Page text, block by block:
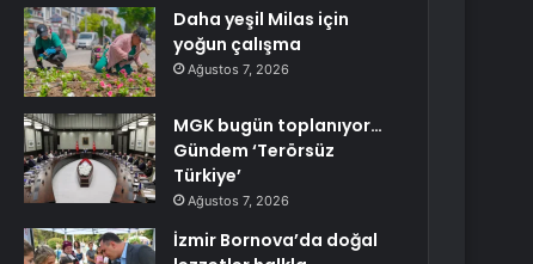
Daha yeşil Milas için
yoğun çalışma
Ağustos 7, 2026
MGK bugün toplanıyor…
Gündem ‘Terörsüz
Türkiye’
Ağustos 7, 2026
İzmir Bornova’da doğal